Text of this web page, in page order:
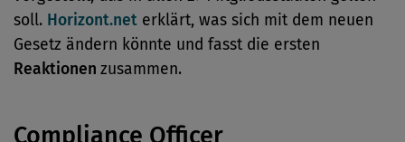
soll. Horizont.net erklärt, was sich mit dem neuen
Gesetz ändern könnte und fasst die ersten
Reaktionen zusammen.
Compliance Officer